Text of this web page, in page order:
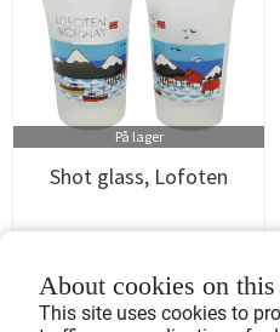
På lager
Shot glass, Lofoten
69,-
About cookies on this
This site uses cookies to